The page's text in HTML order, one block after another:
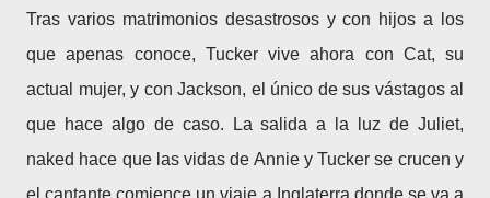
Tras varios matrimonios desastrosos y con hijos a los
que apenas conoce, Tucker vive ahora con Cat, su
actual mujer, y con Jackson, el único de sus vástagos al
que hace algo de caso. La salida a la luz de Juliet,
naked hace que las vidas de Annie y Tucker se crucen y
el cantante comience un viaje a Inglaterra donde se va a